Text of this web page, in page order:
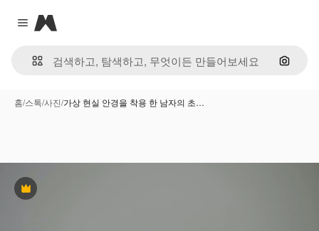
Close menu
Magnific
이미지
홈/스톡/사진/가상 현실 안경을 착용 한 남자의 초…
프리미엄